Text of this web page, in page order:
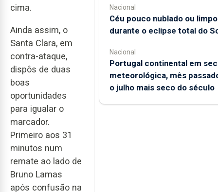
cima.
Ainda assim, o
Santa Clara, em
contra-ataque,
dispôs de duas
boas
oportunidades
para igualar o
marcador.
Primeiro aos 31
minutos num
remate ao lado de
Bruno Lamas
após confusão na
Nacional
Céu pouco nublado ou limpo
durante o eclipse total do
Nacional
Portugal continental em
meteorológica, mês
o julho mais seco do século